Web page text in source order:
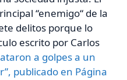
“enemigo“ de la
delitos porque lo
escrito por Carlos
a golpes a un
publicado en Página